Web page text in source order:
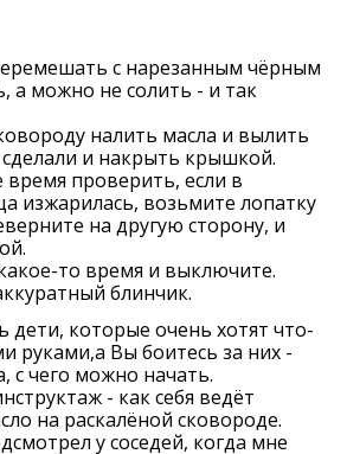
с нарезанным чёрным
а можно не солить - и так
налить масла и вылить
и накрыть крышкой.
проверить, если в
изжарилась, возьмите лопатку
на другую сторону, и
то время и выключите.
блинчик.
дети, которые очень хотят что-
руками,а Вы боитесь за них -
с чего можно начать.
- как себя ведёт
на раскалёной сковороде.
у соседей, когда мне